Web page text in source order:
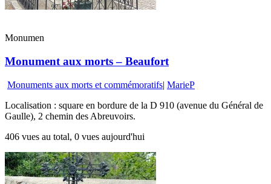
Monumen
Monument aux morts – Beaufort
Monuments aux morts et commémoratifs| MarieP
Localisation : square en bordure de la D 910 (avenue du Général de
Gaulle), 2 chemin des Abreuvoirs.
406 vues au total, 0 vues aujourd'hui